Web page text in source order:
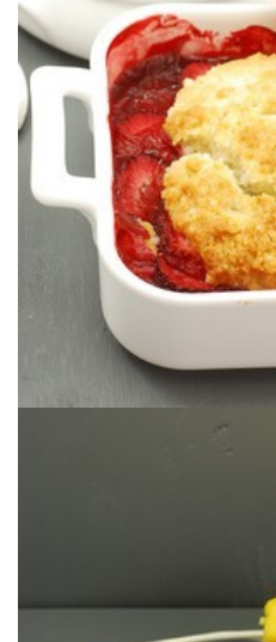
RETO
TOD@S:
VEGANO &
Un delicioso y sencillo postre
cualquier